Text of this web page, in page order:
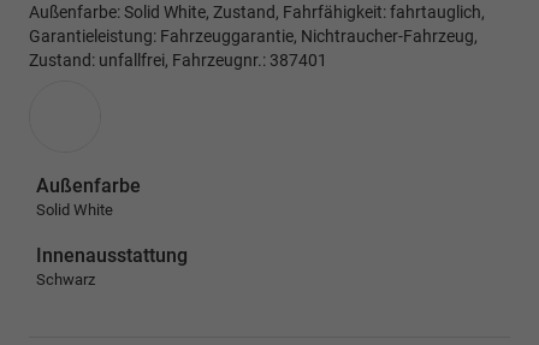
Außenfarbe: Solid White, Zustand, Fahrfähigkeit: fahrtauglich,
Garantieleistung: Fahrzeuggarantie, Nichtraucher-Fahrzeug,
Zustand: unfallfrei, Fahrzeugnr.: 387401
Außenfarbe
Solid White
Innenausstattung
Schwarz